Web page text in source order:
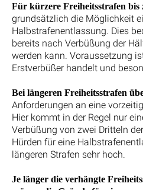
Für kürzere Freiheitsstrafen bis
grundsätzlich die Möglichkeit
Halbstrafenentlassung. Dies
bereits nach Verbüßung der
werden kann. Voraussetzung
Erstverbüßer handelt und
Bei längeren Freiheitsstrafen
Anforderungen an eine
Hier kommt in der Regel nur
Verbüßung von zwei Dritteln
Hürden für eine
längeren Strafen sehr hoch.
Je länger die verhängte